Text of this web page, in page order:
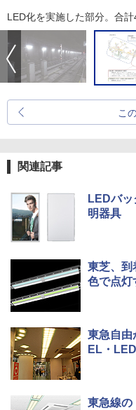
LED化を実施した部分。合
こ
関連記事
LEDバ
明器具
東芝、到
色で点灯
東急自由
EL・
東急線の